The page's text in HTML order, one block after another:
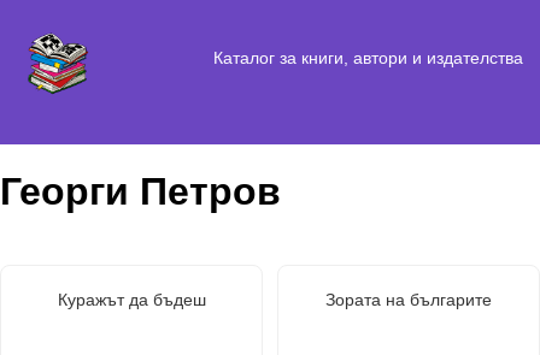
Каталог за книги, автори и издателства
Георги Петров
Куражът да бъдеш Зората на българите